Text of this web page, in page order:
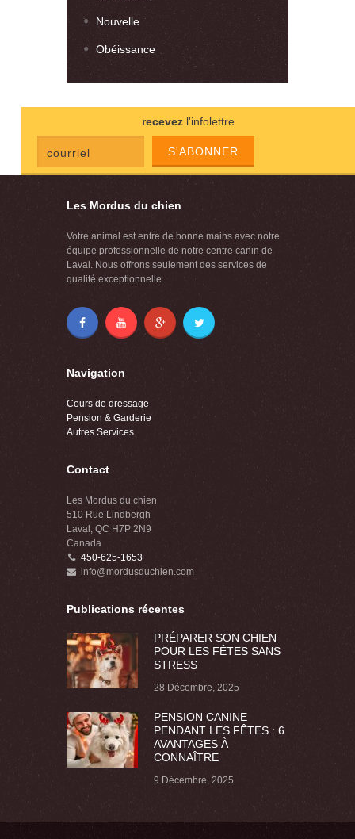
Nouvelle
Obéissance
recevez l'infolettre
S'ABONNER
Les Mordus du chien
Votre animal est entre de bonne mains avec notre
équipe professionnelle de notre centre canin de
Laval. Nous offrons seulement des services de
qualité exceptionnelle.
Navigation
Cours de dressage
Pension & Garderie
Autres Services
Contact
Les Mordus du chien
510 Rue Lindbergh
Laval, QC H7P 2N9
Canada
450-625-1653
info@mordusduchien.com
Publications récentes
PRÉPARER SON CHIEN
POUR LES FÊTES SANS
STRESS
28 Décembre, 2025
PENSION CANINE
PENDANT LES FÊTES : 6
AVANTAGES À
CONNAÎTRE
9 Décembre, 2025